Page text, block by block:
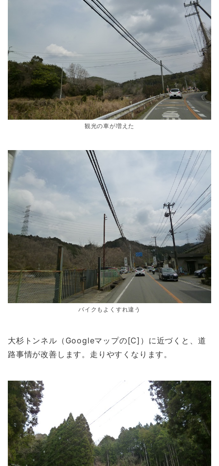
観光の車が増えた
バイクもよくすれ違う
大杉トンネル（Googleマップの[C]）に近づくと、道
路事情が改善します。走りやすくなります。